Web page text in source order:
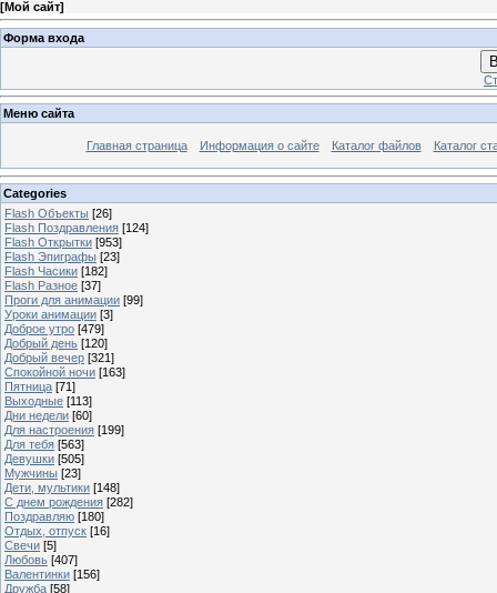
[Мой сайт]
Форма входа
Меню сайта
Главная страница Информация о сайте Каталог файлов Каталог
Categories
Flash Объекты [26]
Flash Поздравления [124]
Flash Открытки [953]
Flash Эпиграфы [23]
Flash Часики [182]
Flash Разное [37]
Проги для анимации [99]
Уроки анимации [3]
Доброе утро [479]
Добрый день [120]
Добрый вечер [321]
Спокойной ночи [163]
Пятница [71]
Выходные [113]
Дни недели [60]
Для настроения [199]
Для тебя [563]
Девушки [505]
Мужчины [23]
Дети, мультики [148]
С днем рождения [282]
Поздравляю [180]
Отдых, отпуск [16]
Свечи [5]
Любовь [407]
Валентинки [156]
Дружба [58]